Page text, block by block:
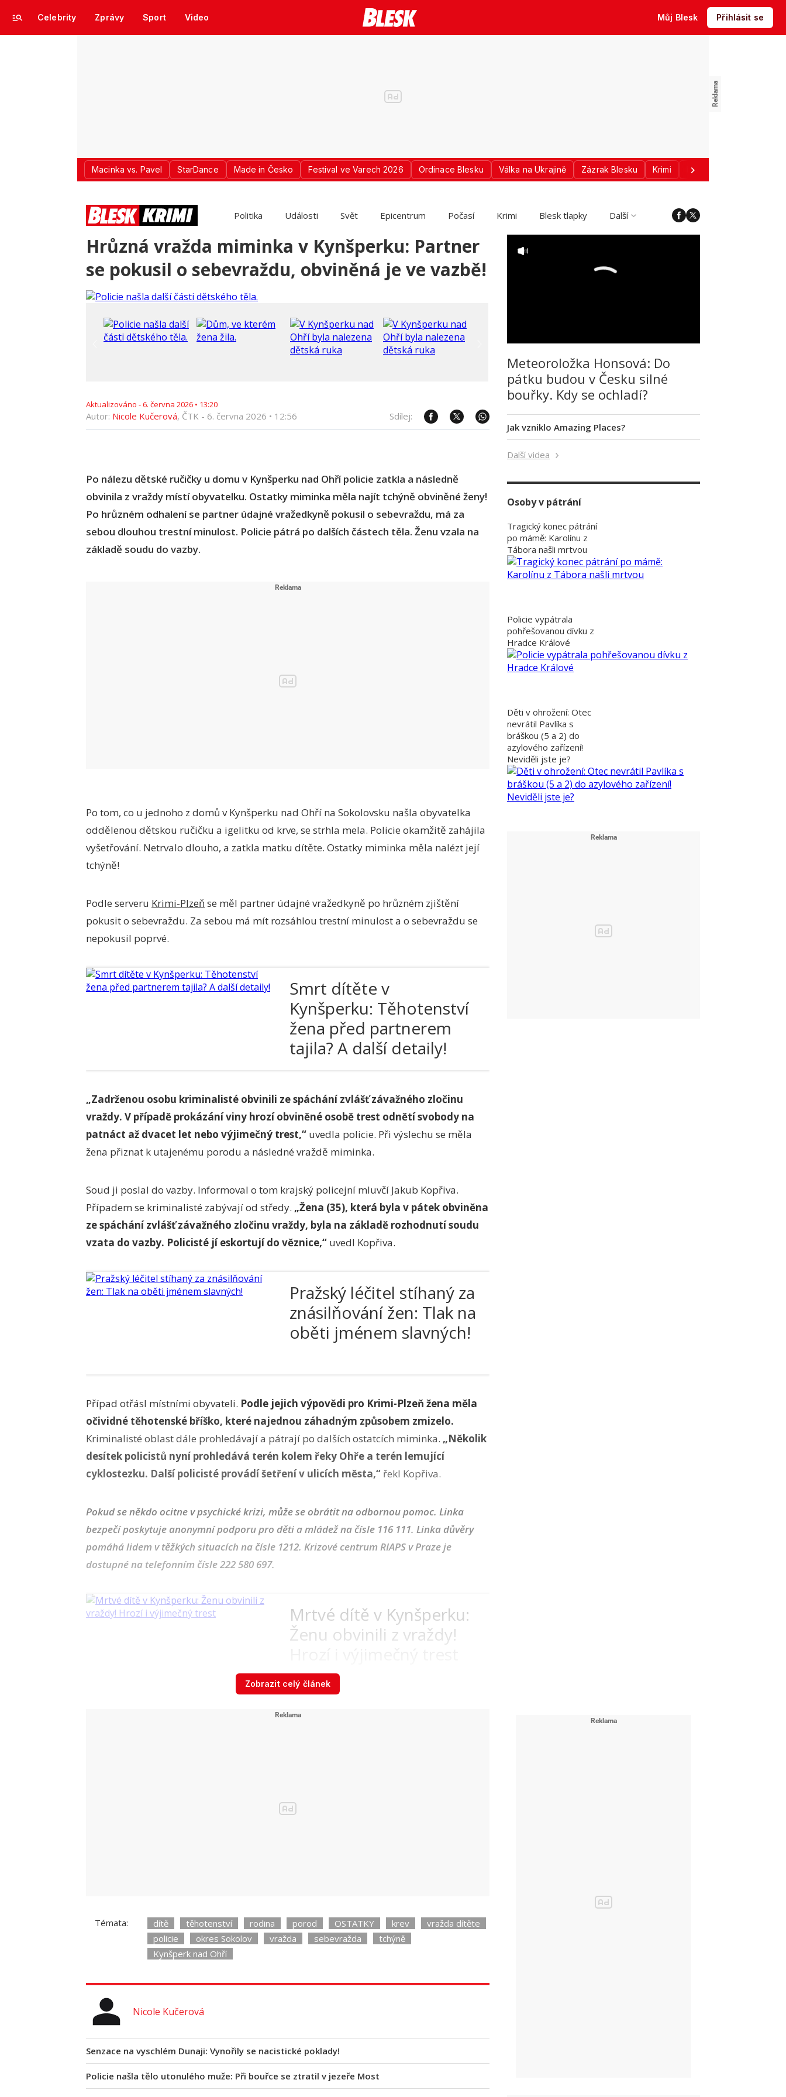
Celebrity Zprávy Sport Video Můj Blesk Přihlásit se
Macinka vs. Pavel StarDance Made in Česko Festival ve Varech 2026 Ordinace Blesku Válka na Ukrajině Zázrak Blesku Krimi Donald Trump
Politika Události Svět Epicentrum Počasí Krimi Blesk tlapky Další
Hrůzná vražda miminka v Kynšperku: Partner
se pokusil o sebevraždu, obviněná je ve vazbě!
Aktualizováno - 6. června 2026 • 13:20
Autor: Nicole Kučerová, ČTK - 6. června 2026 • 12:56 Sdílej:
Po nálezu dětské ručičky u domu v Kynšperku nad Ohří policie zatkla a následně
obvinila z vraždy místí obyvatelku. Ostatky miminka měla najít tchýně obviněné ženy!
Po hrůzném odhalení se partner údajné vražedkyně pokusil o sebevraždu, má za
sebou dlouhou trestní minulost. Policie pátrá po dalších částech těla. Ženu vzala na
základě soudu do vazby.
Po tom, co u jednoho z domů v Kynšperku nad Ohří na Sokolovsku našla obyvatelka
oddělenou dětskou ručičku a igelitku od krve, se strhla mela. Policie okamžitě zahájila
vyšetřování. Netrvalo dlouho, a zatkla matku dítěte. Ostatky miminka měla nalézt její
tchýně!
Podle serveru Krimi-Plzeň se měl partner údajné vražedkyně po hrůzném zjištění
pokusit o sebevraždu. Za sebou má mít rozsáhlou trestní minulost a o sebevraždu se
nepokusil poprvé.
Smrt dítěte v
Kynšperku: Těhotenství
žena před partnerem
tajila? A další detaily!
„Zadrženou osobu kriminalisté obvinili ze spáchání zvlášť závažného zločinu
vraždy. V případě prokázání viny hrozí obviněné osobě trest odnětí svobody na
patnáct až dvacet let nebo výjimečný trest,“ uvedla policie. Při výslechu se měla
žena přiznat k utajenému porodu a následné vraždě miminka.
Soud ji poslal do vazby. Informoval o tom krajský policejní mluvčí Jakub Kopřiva.
Případem se kriminalisté zabývají od středy. „Žena (35), která byla v pátek obviněna
ze spáchání zvlášť závažného zločinu vraždy, byla na základě rozhodnutí soudu
vzata do vazby. Policisté jí eskortují do věznice,“ uvedl Kopřiva.
Pražský léčitel stíhaný za
znásilňování žen: Tlak na
oběti jménem slavných!
Případ otřásl místními obyvateli. Podle jejich výpovědi pro Krimi-Plzeň žena měla
očividné těhotenské bříško, které najednou záhadným způsobem zmizelo.
Kriminalisté oblast dále prohledávají a pátrají po dalších ostatcích miminka. „Několik
desítek policistů nyní prohledává terén kolem řeky Ohře a terén lemující
cyklostezku. Další policisté provádí šetření v ulicích města,“ řekl Kopřiva.
Pokud se někdo ocitne v psychické krizi, může se obrátit na odbornou pomoc. Linka
bezpečí poskytuje anonymní podporu pro děti a mládež na čísle 116 111. Linka důvěry
pomáhá lidem v těžkých situacích na čísle 1212. Krizové centrum RIAPS v Praze je
dostupné na telefonním čísle 222 580 697.
Mrtvé dítě v Kynšperku:
Ženu obvinili z vraždy!
Video se připravuje ...
Zobrazit celý článek
Témata: dítě těhotenství rodina porod OSTATKY krev
vražda dítěte
policie
okres Sokolov vražda sebevražda
tchýně
Kynšperk nad Ohří
Nicole Kučerová
Senzace na vyschlém Dunaji: Vynořily se nacistické poklady!
Policie našla tělo utonulého muže: Při bouřce se ztratil v jezeře Most
Meteoroložka Honsová: Do
pátku budou v Česku silné
bouřky. Kdy se ochladí?
Jak vzniklo Amazing Places?
Další videa
Osoby v pátrání
Tragický konec pátrání
po mámě: Karolínu z
Tábora našli mrtvou
Policie vypátrala
pohřešovanou dívku z
Hradce Králové
Děti v ohrožení: Otec
nevrátil Pavlíka s
bráškou (5 a 2) do
azylového zařízení!
Neviděli jste je?